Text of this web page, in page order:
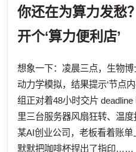
你还在为算力发愁
开个‘算力便利店’
想象一下：凌晨三点，生物
动力学模拟，结果提示‘节点
组正对着48小时交片
里三台服务器风扇狂转、温
某AI创业公司，老板看着账单
默默把咖啡杯捏出了指印……